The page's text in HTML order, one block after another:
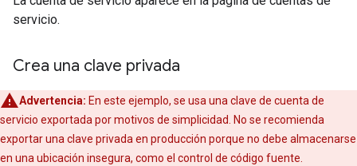
servicio.
Crea una clave privada
Advertencia: En este ejemplo, se usa una clave de cuenta de
servicio exportada por motivos de simplicidad. No se recomienda
exportar una clave privada en producción porque no debe almacenarse
en una ubicación insegura, como el control de código fuente.